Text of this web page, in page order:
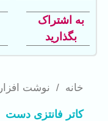
خانه / نوشت افزار
کاتر فانتزی دست
به اشتراک
بگذارید